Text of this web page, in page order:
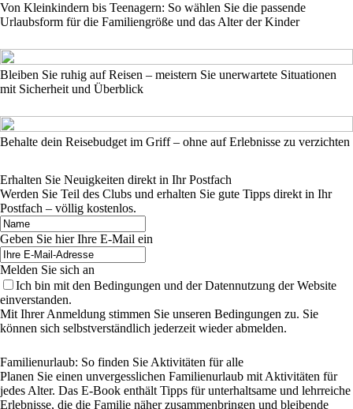
Von Kleinkindern bis Teenagern: So wählen Sie die passende
Urlaubsform für die Familiengröße und das Alter der Kinder
Bleiben Sie ruhig auf Reisen – meistern Sie unerwartete Situationen
mit Sicherheit und Überblick
Behalte dein Reisebudget im Griff – ohne auf Erlebnisse zu verzichten
Erhalten Sie Neuigkeiten direkt in Ihr Postfach
Werden Sie Teil des Clubs und erhalten Sie gute Tipps direkt in Ihr
Postfach – völlig kostenlos.
Geben Sie hier Ihre E-Mail ein
Melden Sie sich an
Ich bin mit den Bedingungen und der Datennutzung der Website
einverstanden.
Mit Ihrer Anmeldung stimmen Sie unseren Bedingungen zu. Sie
können sich selbstverständlich jederzeit wieder abmelden.
Familienurlaub: So finden Sie Aktivitäten für alle
Planen Sie einen unvergesslichen Familienurlaub mit Aktivitäten für
jedes Alter. Das E-Book enthält Tipps für unterhaltsame und lehrreiche
Erlebnisse, die die Familie näher zusammenbringen und bleibende